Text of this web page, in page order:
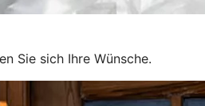
Sie sich Ihre Wünsche.